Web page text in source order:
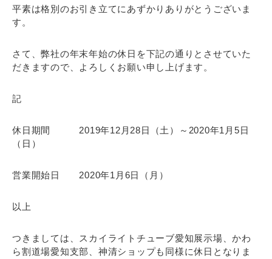
平素は格別のお引き立てにあずかりありがとうございま
す。
さて、弊社の年末年始の休日を下記の通りとさせていた
だきますので、よろしくお願い申し上げます。
記
休日期間 2019年12月28日（土）～2020年1月5日
（日）
営業開始日 2020年1月6日（月）
以上
つきましては、スカイライトチューブ愛知展示場、かわ
ら割道場愛知支部、神清ショップも同様に休日となりま